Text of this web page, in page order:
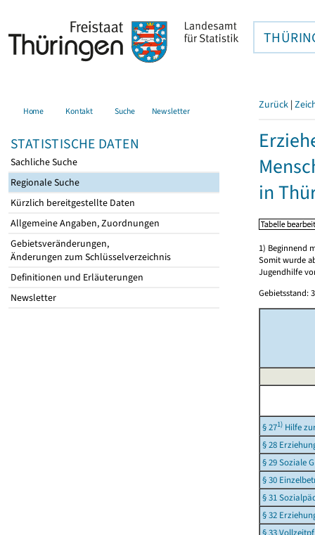
Home Kontakt Suche Newsletter
STATISTISCHE DATEN
Sachliche Suche
Regionale Suche
Kürzlich bereitgestellte Daten
Allgemeine Angaben, Zuordnungen
Gebietsveränderungen,
Änderungen zum Schlüsselverzeichnis
Definitionen und Erläuterungen
Newsletter
Zurück |
in
1) Beginnend
Somit wurde
Jugendhilfe
Gebietsstand:
§ 271) Hilfe
§ 28
§ 29 Soziale
§ 30
§ 31
§ 32
§ 33